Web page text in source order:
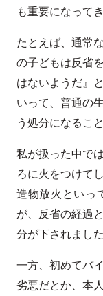
も重要になってき
たとえば、通常
の子どもは反省
はないようだ』
いって、普通の
う処分になるこ
私が扱った中で
ろに火をつけて
造物放火といっ
が、反省の経過
分が下されました
一方、初めてバ
劣悪だとか、本